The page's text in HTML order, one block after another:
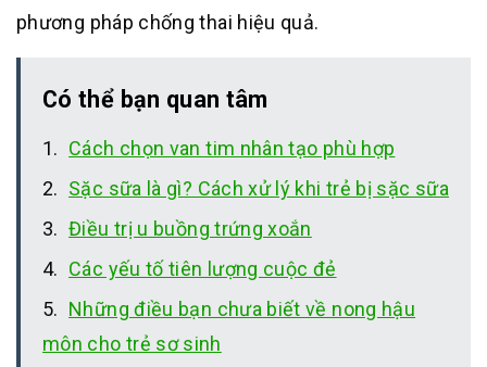
phương pháp chống thai hiệu quả.
Có thể bạn quan tâm
Cách chọn van tim nhân tạo phù hợp
Sặc sữa là gì? Cách xử lý khi trẻ bị sặc sữa
Điều trị u buồng trứng xoắn
Các yếu tố tiên lượng cuộc đẻ
Những điều bạn chưa biết về nong hậu
môn cho trẻ sơ sinh